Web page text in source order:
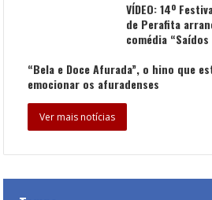
VÍDEO: 14º
de Perafita
comédia “Saídos
“Bela e Doce Afurada”, o hino que
emocionar os afuradenses
Ver mais notícias